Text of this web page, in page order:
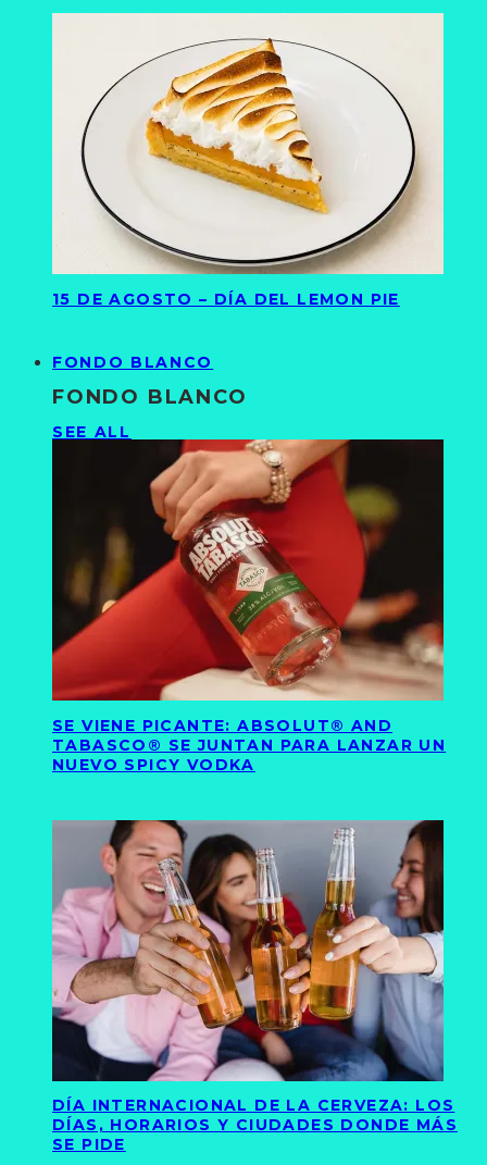
15 DE AGOSTO – DÍA DEL LEMON PIE
FONDO BLANCO
FONDO BLANCO
SEE ALL
SE VIENE PICANTE: ABSOLUT® AND
TABASCO® SE JUNTAN PARA LANZAR UN
NUEVO SPICY VODKA
DÍA INTERNACIONAL DE LA CERVEZA: LOS
DÍAS, HORARIOS Y CIUDADES DONDE MÁS
SE PIDE